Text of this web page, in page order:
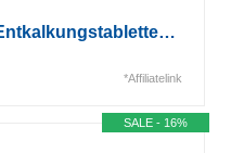
JURA original Entkalkungstabletten Kaffeevollautomat 3er (61848)*
*Affiliatelink
SALE - 16%